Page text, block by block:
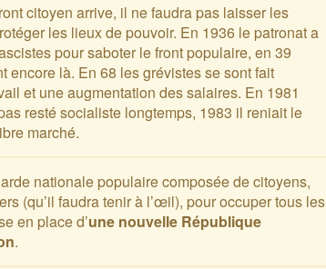
citoyen arrive, il ne faudra pas laisser les
les lieux de pouvoir. En 1936 le patronat a
pour saboter le front populaire, en 39
encore là. En 68 les grévistes se sont fait
et une augmentation des salaires. En 1981
resté socialiste longtemps, 1983 il reniait le
marché.
nationale populaire composée de citoyens,
(qu’il faudra tenir à l’œil), pour occuper tous les
en place d’une nouvelle République
.